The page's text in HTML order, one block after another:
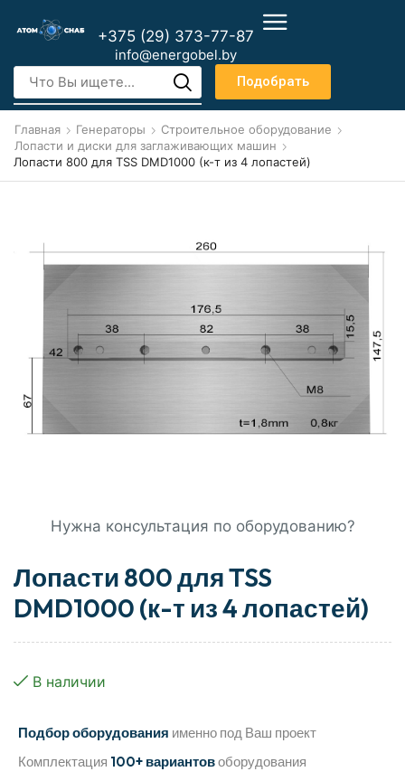
+375 (29) 373-77-87
info@energobel.by
Подобрать
Главная Генераторы
Строительное оборудование
Лопасти и диски для заглаживающих машин
Лопасти 800 для TSS DMD1000 (к-т из 4 лопастей)
Нужна консультация по оборудованию?
Лопасти 800 для TSS
DMD1000 (к-т из 4 лопастей)
В наличии
Подбор оборудования именно под Ваш проект
Комплектация 100+ вариантовоборудования